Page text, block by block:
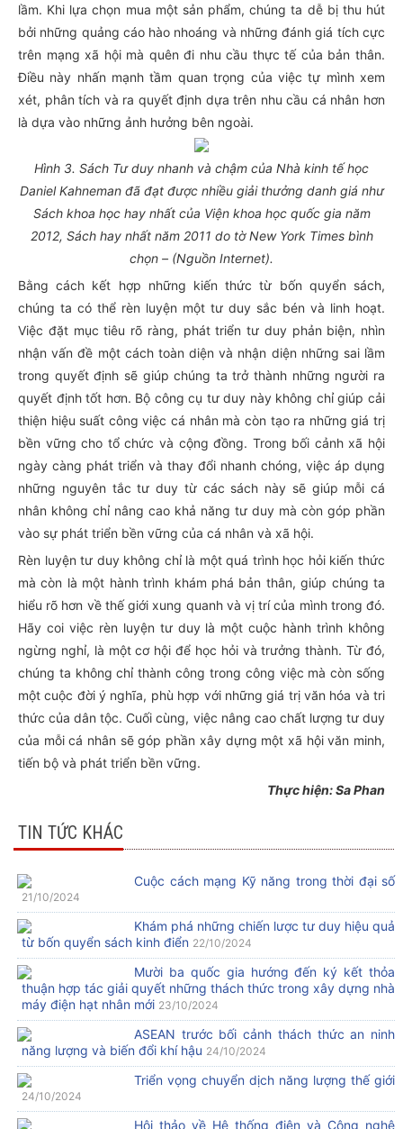
lầm. Khi lựa chọn mua một sản phẩm, chúng ta dễ bị thu hút
bởi những quảng cáo hào nhoáng và những đánh giá tích cực
trên mạng xã hội mà quên đi nhu cầu thực tế của bản thân.
Điều này nhấn mạnh tầm quan trọng của việc tự mình xem
xét, phân tích và ra quyết định dựa trên nhu cầu cá nhân hơn
là dựa vào những ảnh hưởng bên ngoài.
Hình 3. Sách Tư duy nhanh và chậm của Nhà kinh tế học
Daniel Kahneman đã đạt được nhiều giải thưởng danh giá như
Sách khoa học hay nhất của Viện khoa học quốc gia năm
2012, Sách hay nhất năm 2011 do tờ New York Times bình
chọn – (Nguồn Internet).
Bằng cách kết hợp những kiến thức từ bốn quyển sách,
chúng ta có thể rèn luyện một tư duy sắc bén và linh hoạt.
Việc đặt mục tiêu rõ ràng, phát triển tư duy phản biện, nhìn
nhận vấn đề một cách toàn diện và nhận diện những sai lầm
trong quyết định sẽ giúp chúng ta trở thành những người ra
quyết định tốt hơn. Bộ công cụ tư duy này không chỉ giúp cải
thiện hiệu suất công việc cá nhân mà còn tạo ra những giá trị
bền vững cho tổ chức và cộng đồng. Trong bối cảnh xã hội
ngày càng phát triển và thay đổi nhanh chóng, việc áp dụng
những nguyên tắc tư duy từ các sách này sẽ giúp mỗi cá
nhân không chỉ nâng cao khả năng tư duy mà còn góp phần
vào sự phát triển bền vững của cá nhân và xã hội.
Rèn luyện tư duy không chỉ là một quá trình học hỏi kiến thức
mà còn là một hành trình khám phá bản thân, giúp chúng ta
hiểu rõ hơn về thế giới xung quanh và vị trí của mình trong đó.
Hãy coi việc rèn luyện tư duy là một cuộc hành trình không
ngừng nghỉ, là một cơ hội để học hỏi và trưởng thành. Từ đó,
chúng ta không chỉ thành công trong công việc mà còn sống
một cuộc đời ý nghĩa, phù hợp với những giá trị văn hóa và tri
thức của dân tộc. Cuối cùng, việc nâng cao chất lượng tư duy
của mỗi cá nhân sẽ góp phần xây dựng một xã hội văn minh,
tiến bộ và phát triển bền vững.
Thực hiện: Sa Phan
TIN TỨC KHÁC
Cuộc cách mạng Kỹ năng trong thời đại số
21/10/2024
Khám phá những chiến lược tư duy hiệu quả
từ bốn quyển sách kinh điển 22/10/2024
Mười ba quốc gia hướng đến ký kết thỏa
thuận hợp tác giải quyết những thách thức trong xây dựng nhà
máy điện hạt nhân mới 23/10/2024
ASEAN trước bối cảnh thách thức an ninh
năng lượng và biến đổi khí hậu 24/10/2024
Triển vọng chuyển dịch năng lượng thế giới
24/10/2024
Hội thảo về Hệ thống điện và Công nghệ